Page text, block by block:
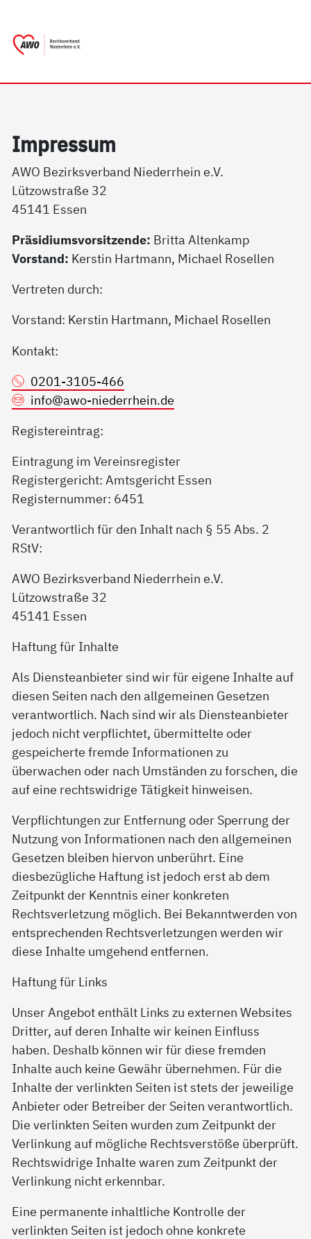
Im­pres­sum
AWO Bezirksverband Niederrhein e.V.
Lützowstraße 32
45141 Essen
Präsidiumsvorsitzende: Britta Altenkamp
Vorstand: Kerstin Hartmann, Michael Rosellen
Vertreten durch:
Vorstand: Kerstin Hartmann, Michael Rosellen
Kontakt:
0201-3105-466
info@awo-niederrhein.de
Registereintrag:
Eintragung im Vereinsregister
Registergericht: Amtsgericht Essen
Registernummer: 6451
Verantwortlich für den Inhalt nach § 55 Abs. 2
RStV:
AWO Bezirksverband Niederrhein e.V.
Lützowstraße 32
45141 Essen
Haftung für Inhalte
Als Diensteanbieter sind wir für eigene Inhalte auf
diesen Seiten nach den allgemeinen Gesetzen
verantwortlich. Nach sind wir als Diensteanbieter
jedoch nicht verpflichtet, übermittelte oder
gespeicherte fremde Informationen zu
überwachen oder nach Umständen zu forschen, die
auf eine rechtswidrige Tätigkeit hinweisen.
Verpflichtungen zur Entfernung oder Sperrung der
Nutzung von Informationen nach den allgemeinen
Gesetzen bleiben hiervon unberührt. Eine
diesbezügliche Haftung ist jedoch erst ab dem
Zeitpunkt der Kenntnis einer konkreten
Rechtsverletzung möglich. Bei Bekanntwerden von
entsprechenden Rechtsverletzungen werden wir
diese Inhalte umgehend entfernen.
Haftung für Links
Unser Angebot enthält Links zu externen Websites
Dritter, auf deren Inhalte wir keinen Einfluss
haben. Deshalb können wir für diese fremden
Inhalte auch keine Gewähr übernehmen. Für die
Inhalte der verlinkten Seiten ist stets der jeweilige
Anbieter oder Betreiber der Seiten verantwortlich.
Die verlinkten Seiten wurden zum Zeitpunkt der
Verlinkung auf mögliche Rechtsverstöße überprüft.
Rechtswidrige Inhalte waren zum Zeitpunkt der
Verlinkung nicht erkennbar.
Eine permanente inhaltliche Kontrolle der
verlinkten Seiten ist jedoch ohne konkrete